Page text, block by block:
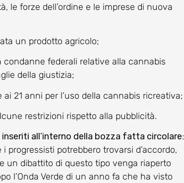
le forze dell’ordine e le imprese di nuova
un prodotto agricolo;
federali relative alla cannabis
della giustizia;
21 anni per l’uso della cannabis ricreativa;
restrizioni rispetto alla pubblicità.
all’interno della bozza fatta circolare:
progressisti potrebbero trovarsi d’accordo,
un dibattito di questo tipo venga riaperto
l’Onda Verde di un anno fa che ha visto